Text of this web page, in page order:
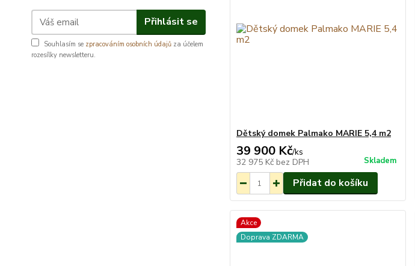
Přihlásit se
Souhlasím se zpracováním osobních údajů za účelem
rozesílky newsletteru.
Dětský domek Palmako MARIE 5,4 m2
39 900 Kč/ks
32 975 Kč bez DPH Skladem
Přidat do košíku
Akce
Doprava ZDARMA